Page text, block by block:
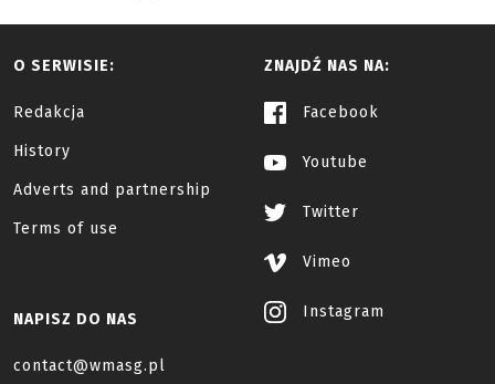
O SERWISIE:
Redakcja
History
Adverts and partnership
Terms of use
ZNAJDŹ NAS NA:
Facebook
Youtube
Twitter
Vimeo
Instagram
NAPISZ DO NAS
contact@wmasg.pl